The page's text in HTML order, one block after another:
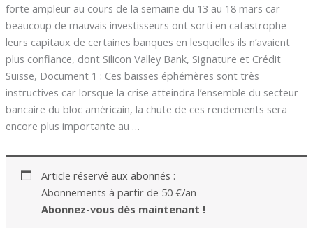
forte ampleur au cours de la semaine du 13 au 18 mars car
beaucoup de mauvais investisseurs ont sorti en catastrophe
leurs capitaux de certaines banques en lesquelles ils n’avaient
plus confiance, dont Silicon Valley Bank, Signature et Crédit
Suisse, Document 1 : Ces baisses éphémères sont très
instructives car lorsque la crise atteindra l’ensemble du secteur
bancaire du bloc américain, la chute de ces rendements sera
encore plus importante au …
Article réservé aux abonnés :
Abonnements à partir de 50 €/an
Abonnez-vous dès maintenant !